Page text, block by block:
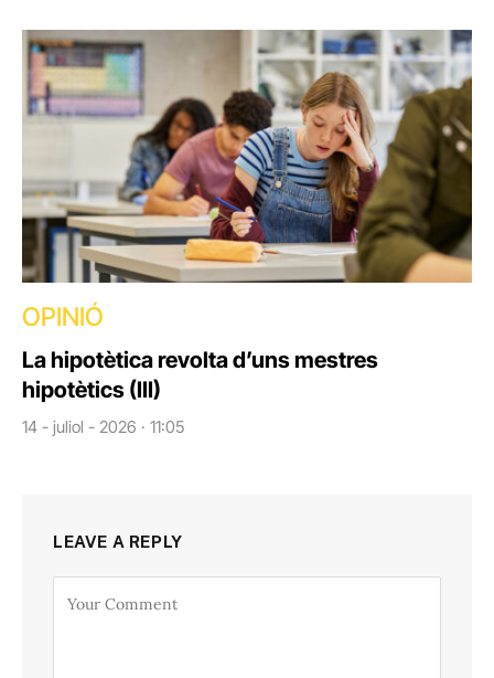
OPINIÓ
La hipotètica revolta d’uns mestres
hipotètics (III)
14 - juliol - 2026 · 11:05
LEAVE A REPLY